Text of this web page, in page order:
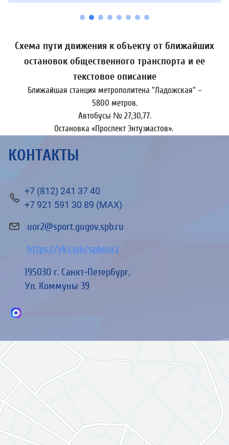
Схема пути движения к объекту от ближайших
остановок общественного транспорта и ее
текстовое описание
Ближайшая станция метрополитена "Ладожская" –
5800 метров.
Автобусы № 27,30,77.
Остановка «Проспект Энтузиастов».
КОНТАКТЫ
+7 (812) 241 37 40
+7 921 591 30 89 (МАХ)
uor2@sport.gugov.spb.ru
https://vk.com/spbuor2
195030 г. Санкт-Петербург,
Ул. Коммуны 39